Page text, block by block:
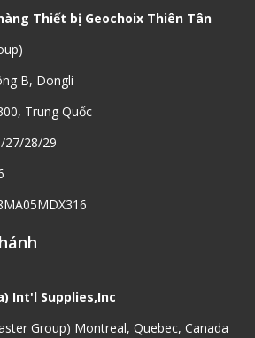
Thiết bị Geochoix Thiên Tân
B, Dongli
Trung Quốc
27/28/29
Int'l Supplies,Inc
Group) Montreal, Quebec, Canada